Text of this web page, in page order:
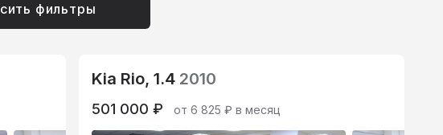
фильтры
Kia Rio, 1.4 2010
501 000 ₽ от 6 825 ₽ в месяц